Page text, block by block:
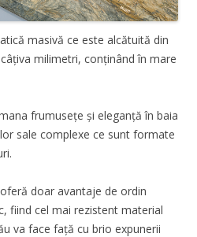
masivă ce este alcătuită din
milimetri, conținând în mare
frumusețe și eleganță în baia
sale complexe ce sunt formate
doar avantaje de ordin
fiind cel mai rezistent material
va face față cu brio expunerii